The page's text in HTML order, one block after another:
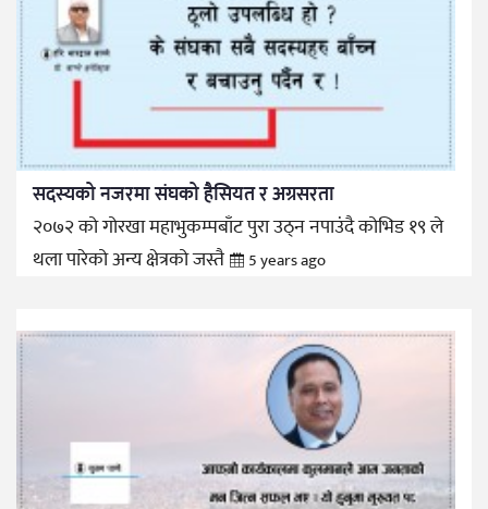
सदस्यको नजरमा संघको हैसियत र अग्रसरता
२०७२ को गोरखा महाभुकम्पबाँट पुरा उठ्न नपाउंदै कोभिड १९ ले
थला पारेको अन्य क्षेत्रको जस्तै
5 years ago